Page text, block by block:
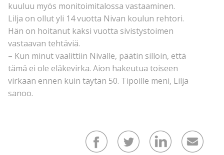
kuuluu myös monitoimitalossa vastaaminen.
Lilja on ollut yli 14 vuotta Nivan koulun rehtori.
Hän on hoitanut kaksi vuotta sivistystoimen
vastaavan tehtäviä.
– Kun minut vaalittiin Nivalle, päätin silloin, että
tämä ei ole eläkevirka. Aion hakeutua toiseen
virkaan ennen kuin täytän 50. Tipoille meni, Lilja
sanoo.